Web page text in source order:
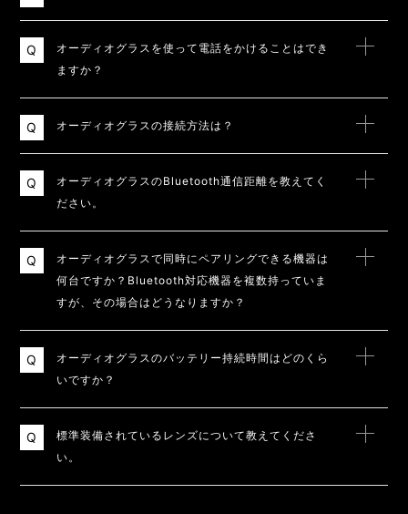
オーディオグラスを使って電話をかけることはでき
ますか？
オーディオグラスの接続⽅法は？
オーディオグラスのBluetooth通信距離を教えてく
ださい。
オーディオグラスで同時にペアリングできる機器は
何台ですか？Bluetooth対応機器を複数持っていま
すが、その場合はどうなりますか？
オーディオグラスのバッテリー持続時間はどのくら
いですか？
標準装備されているレンズについて教えてくださ
い。